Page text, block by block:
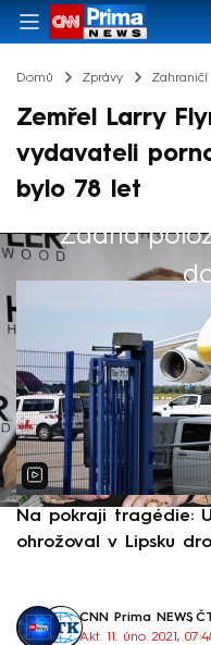
Domů Zprávy Zahraničí
Zemřel Larry
vydavateli
bylo 78 let
Žádná
Výběr redakce
Na pokraji tragédie:
ohrožoval v Lipsku
CNN Prima NEWS,
Akt. 11. úno 2021,